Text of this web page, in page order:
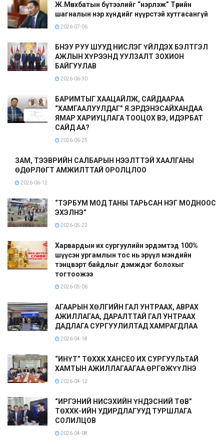
Ж.Мөнхбатын бүтээлийг “нэрлэж” Төрийн
шагналын нэр хүндийг нүүрстэй хутгасангүй
2026-07-06
БНЭУ РУУ ШУУД НИСЛЭГ ҮЙЛДЭХ БЭЛТГЭЛ
АЖЛЫН ХҮРЭЭНД УУЛЗАЛТ ЗОХИОН
БАЙГУУЛАВ
2026-06-30
БАРИМТЫГ ХААЦАЙЛЖ, САЙДААРАА
“ХАМГААЛУУЛДАГ” Я.ЭРДЭНЭСАЙХАНДАА
ЯМАР ХАРИУЦЛАГА ТООЦОХ ВЭ, ИДЭРБАТ
САЙД АА?
2026-06-25
ЗАМ, ТЭЭВРИЙН САЛБАРЫН НЭЭЛТТЭЙ ХААЛГАНЫ
ӨДӨРЛӨГТ АМЖИЛТТАЙ ОРОЛЦЛОО
2026-06-12
“ТЭРБУМ МОД ТАНЫ ТАРЬСАН НЭГ МОДНООС
ЭХЭЛНЭ”
2026-05-22
Харвардын их сургуулийн эрдэмтэд 100%
шүүсэн ургамлын тос нь эрүүл мэндийн
тэнцвэрт байдлыг дэмждэг болохыг
тогтоожээ
2026-05-06
АГААРЫН ХӨЛГИЙН ГАЛ УНТРААХ, АВРАХ
АЖИЛЛАГАА, ДАРАЛТТАЙ ГАЛ УНТРААХ
ДАДЛАГА СУРГУУЛИЛТАД ХАМРАГДЛАА
2026-04-18
“ИНҮТ” ТӨХХК ХАНСЕО ИХ СУРГУУЛЬТАЙ
ХАМТЫН АЖИЛЛАГААГАА ӨРГӨЖҮҮЛНЭ
2026-04-12
“ИРГЭНИЙ НИСЭХИЙН ҮНДЭСНИЙ ТӨВ”
ТӨХХК-ИЙН УДИРДЛАГУУД ТУРШЛАГА
СОЛИЛЦОВ
2026-04-08